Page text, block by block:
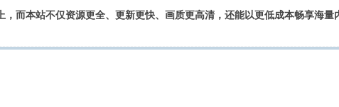
而本站不仅资源更全、更新更快、画质更高清，还能以更低成本畅享海量